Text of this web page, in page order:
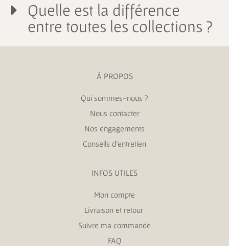
Quelle est la différence
entre toutes les collections ?
À PROPOS
Qui sommes-nous ?
Nous contacter
Nos engagements
Conseils d’entretien
INFOS UTILES
Mon compte
Livraison et retour
Suivre ma commande
FAQ